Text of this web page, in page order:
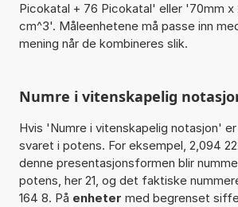
Picokatal + 76 Picokatal' eller '70mm x
cm^3'. Måleenhetene må passe inn
mening når de kombineres slik.
Numre i vitenskapelig
Hvis 'Numre i vitenskapelig notasjon'
svaret i potens. For eksempel, 2,094
denne presentasjonsformen blir
potens, her 21, og det faktiske
164 8. På enheter med begrenset